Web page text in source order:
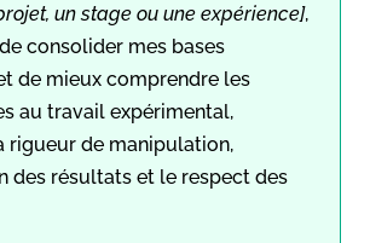
un stage ou une expérience],
consolider mes bases
de mieux comprendre les
au travail expérimental,
rigueur de manipulation,
des résultats et le respect des